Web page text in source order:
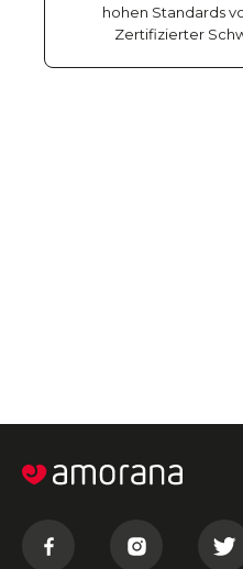
hohen Standards
Zertifizierter